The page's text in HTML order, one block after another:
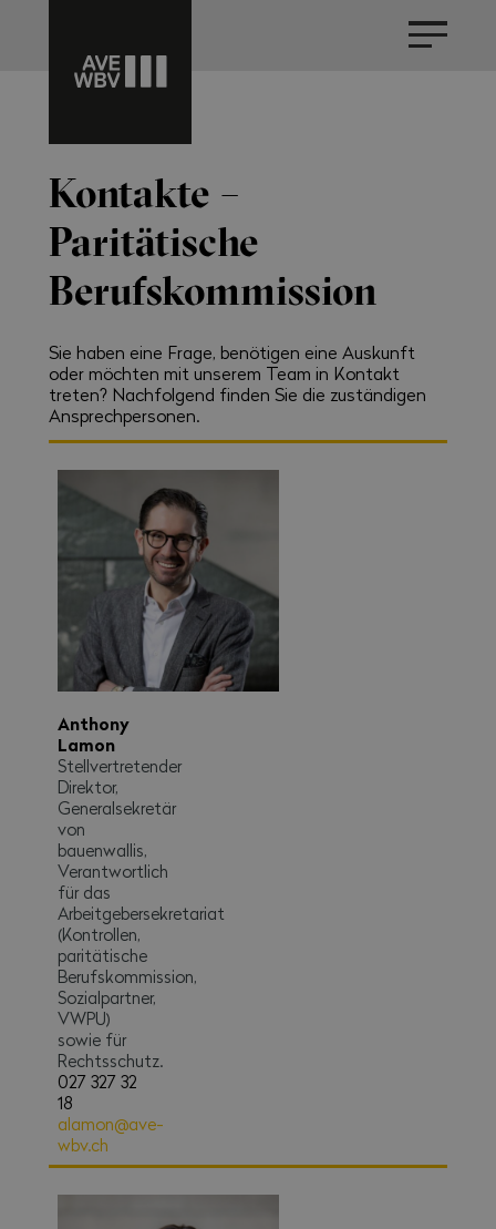
Kontakte –
Paritätische
Berufskommission
Sie haben eine Frage, benötigen eine Auskunft
oder möchten mit unserem Team in Kontakt
treten? Nachfolgend finden Sie die zuständigen
Ansprechpersonen.
Anthony
Lamon
Stellvertretender
Direktor,
Generalsekretär
von
bauenwallis,
Verantwortlich
für das
Arbeitgebersekretariat
(Kontrollen,
paritätische
Berufskommission,
Sozialpartner,
VWPU)
sowie für
Rechtsschutz.
alamon@ave-
wbv.ch
027 327 32
18